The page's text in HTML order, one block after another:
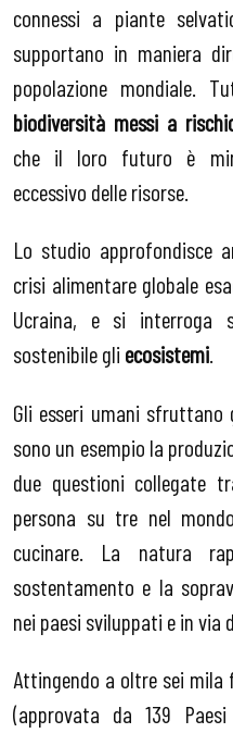
connessi a piante
supportano in maniera
popolazione mondiale.
biodiversità messi a
che il loro futuro è
eccessivo delle risorse.
Lo studio approfondisce
crisi alimentare globale
Ucraina, e si interroga
sostenibile gli ecosistemi.
Gli esseri umani
sono un esempio la
due questioni collegate
persona su tre nel
cucinare. La natura
sostentamento e la
nei paesi sviluppati e in via
Attingendo a oltre sei
(approvata da 139